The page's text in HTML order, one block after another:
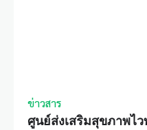
ข่าวสาร
ศูนย์ส่งเสริมสุขภาพไ